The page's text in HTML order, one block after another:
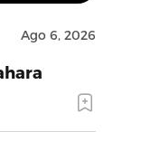
Ago 6, 2026